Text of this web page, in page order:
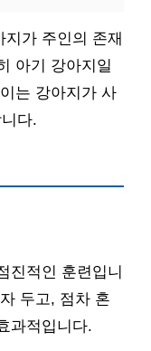
지가 주인의 존재
아기 강아지일
는 강아지가 사
다.
진적인 훈련입니
두고, 점차 혼
과적입니다.